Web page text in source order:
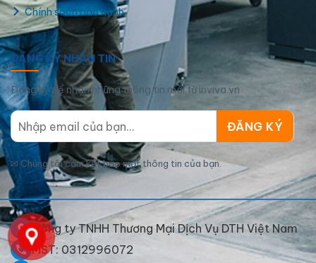
Chính sách bảo hành
ĐĂNG KÝ NHẬN TIN
Đăng ký để nhận những thông tin mới từ inviva.vn
✉ Chúng tôi cam kết bảo mật thông tin của bạn.
Công ty TNHH Thương Mại Dịch Vụ DTH Việt Nam
MST: 0312996072